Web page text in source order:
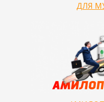
ДЛЯ